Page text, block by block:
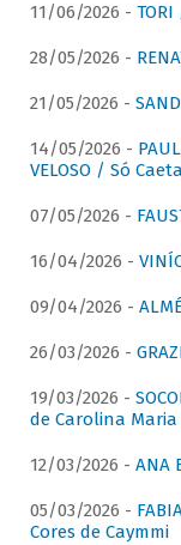
11/06/2026 -
28/05/2026 -
21/05/2026 -
14/05/2026 -
VELOSO / Só
07/05/2026 -
16/04/2026 -
09/04/2026 -
26/03/2026 -
19/03/2026 -
de Carolina Maria
12/03/2026 - ANA
05/03/2026 -
Cores de Caymmi